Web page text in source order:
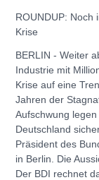
ROUNDUP: Noch
Krise
BERLIN - Weiter
Industrie mit
Krise auf eine
Jahren der
Aufschwung
Deutschland
Präsident des
in Berlin. Die
Der BDI rechnet